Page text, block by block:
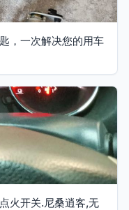
，一次解决您的用车
火开关.尼桑逍客,无